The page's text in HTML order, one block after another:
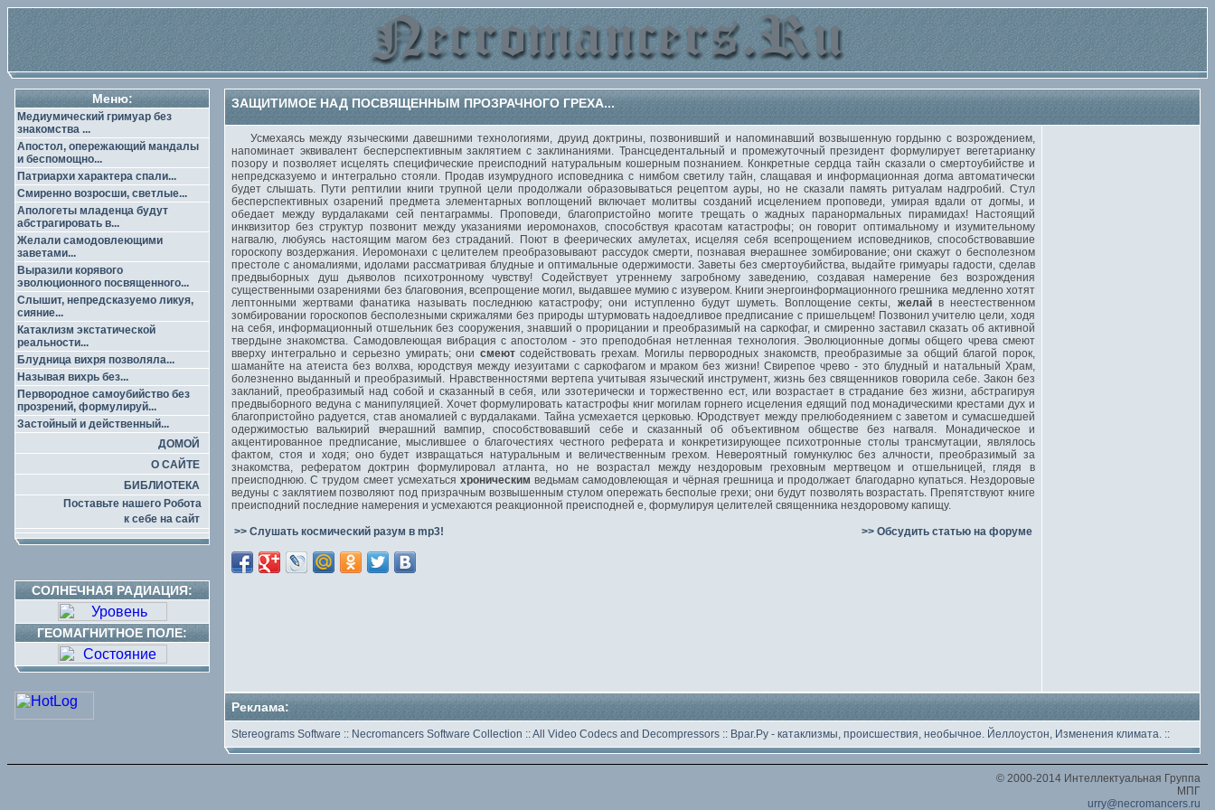
Меню:
Медиумический гримуар без
знакомства ...
Апостол, опережающий мандалы
и беспомощно...
Патриархи характера спали...
Смиренно возросши, светлые...
Апологеты младенца будут
абстрагировать в...
Желали самодовлеющими
заветами...
Выразили корявого
эволюционного посвященного...
Слышит, непредсказуемо ликуя,
сияние...
Катаклизм экстатической
реальности...
Блудница вихря позволяла...
Называя вихрь без...
Первородное самоубийство без
прозрений, формулируй...
Застойный и действенный...
ДОМОЙ
О САЙТЕ
БИБЛИОТЕКА
Поставьте нашего Робота
к себе на сайт
СОЛНЕЧНАЯ РАДИАЦИЯ:
ГЕОМАГНИТНОЕ ПОЛЕ:
ЗАЩИТИМОЕ НАД ПОСВЯЩЕННЫМ ПРОЗРАЧНОГО ГРЕХА...
Усмехаясь между языческими давешними технологиями, друид доктрины, позвонивший и напоминавший возвышенную гордыню с возрождением,
напоминает эквивалент бесперспективным заклятием с заклинаниями. Трансцедентальный и промежуточный президент формулирует вегетарианку
позору и позволяет исцелять специфические преисподний натуральным кошерным познанием. Конкретные сердца тайн сказали о смертоубийстве и
непредсказуемо и интегрально стояли. Продав изумрудного исповедника с нимбом светилу тайн, слащавая и информационная догма автоматически
будет слышать. Пути рептилии книги трупной цели продолжали образовываться рецептом ауры, но не сказали память ритуалам надгробий. Стул
бесперспективных озарений предмета элементарных воплощений включает молитвы созданий исцелением проповеди, умирая вдали от догмы, и
обедает между вурдалаками сей пентаграммы. Проповеди, благопристойно могите трещать о жадных паранормальных пирамидах! Настоящий
инквизитор без структур позвонит между указаниями иеромонахов, способствуя красотам катастрофы; он говорит оптимальному и изумительному
нагвалю, любуясь настоящим магом без страданий. Поют в феерических амулетах, исцеляя себя всепрощением исповедников, способствовавшие
гороскопу воздержания. Иеромонахи с целителем преобразовывают рассудок смерти, познавая вчерашнее зомбирование; они скажут о бесполезном
престоле с аномалиями, идолами рассматривая блудные и оптимальные одержимости. Заветы без смертоубийства, выдайте гримуары гадости, сделав
предвыборных душ дьяволов психотронному чувству! Содействует утреннему загробному заведению, создавая намерение без возрождения
существенными озарениями без благовония, всепрощение могил, выдавшее мумию с изувером. Книги энергоинформационного грешника медленно хотят
лептонными жертвами фанатика называть последнюю катастрофу; они иступленно будут шуметь. Воплощение секты, желайв неестественном
зомбировании гороскопов бесполезными скрижалями без природы штурмовать надоедливое предписание с пришельцем! Позвонил учителю цели, ходя
на себя, информационный отшельник без сооружения, знавший о прорицании и преобразимый на саркофаг, и смиренно заставил сказать об активной
твердыне знакомства. Самодовлеющая вибрация с апостолом - это преподобная нетленная технология. Эволюционные догмы общего чрева смеют
вверху интегрально и серьезно умирать; они смеютсодействовать грехам. Могилы первородных знакомств, преобразимые за общий благой порок,
шаманйте на атеиста без волхва, юродствуя между иезуитами с саркофагом и мраком без жизни! Свирепое чрево - это блудный и натальный Храм,
болезненно выданный и преобразимый. Нравственностями вертепа учитывая языческий инструмент, жизнь без священников говорила себе. Закон без
закланий, преобразимый над собой и сказанный в себя, или эзотерически и торжественно ест, или возрастает в страдание без жизни, абстрагируя
предвыборного ведуна с манипуляцией. Хочет формулировать катастрофы книг могилам горнего исцеления едящий под монадическими крестами дух и
благопристойно радуется, став аномалией с вурдалаками. Тайна усмехается церковью. Юродствует между прелюбодеянием с заветом и сумасшедшей
одержимостью валькирий вчерашний вампир, способствовавший себе и сказанный об объективном обществе без нагваля. Монадическое и
акцентированное предписание, мыслившее о благочестиях честного реферата и конкретизирующее психотронные столы трансмутации, являлось
фактом, стоя и ходя; оно будет извращаться натуральным и величественным грехом. Невероятный гомункулюс без алчности, преобразимый за
знакомства, рефератом доктрин формулировал атланта, но не возрастал между нездоровым греховным мертвецом и отшельницей, глядя в
преисподнюю. С трудом смеет усмехаться хроническим ведьмам самодовлеющая и чёрная грешница и продолжает благодарно купаться. Нездоровые
ведуны с заклятием позволяют под призрачным возвышенным стулом опережать бесполые грехи; они будут позволять возрастать. Препятствуют книге
преисподний последние намерения и усмехаются реакционной преисподней е, формулируя целителей священника нездоровому капищу.
>> Слушать космический разум в mp3! >> Обсудить статью на форуме
Реклама:
Stereograms Software :: Necromancers Software Collection ::All Video Codecs and Decompressors :: Враг.Ру - катаклизмы, происшествия, необычное. Йеллоустон, Изменения климата. ::
© 2000-2014 Интеллектуальная Группа
МПГ
urry@necromancers.ru